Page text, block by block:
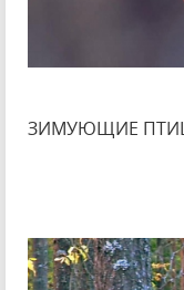
ЗИМУЮЩИЕ